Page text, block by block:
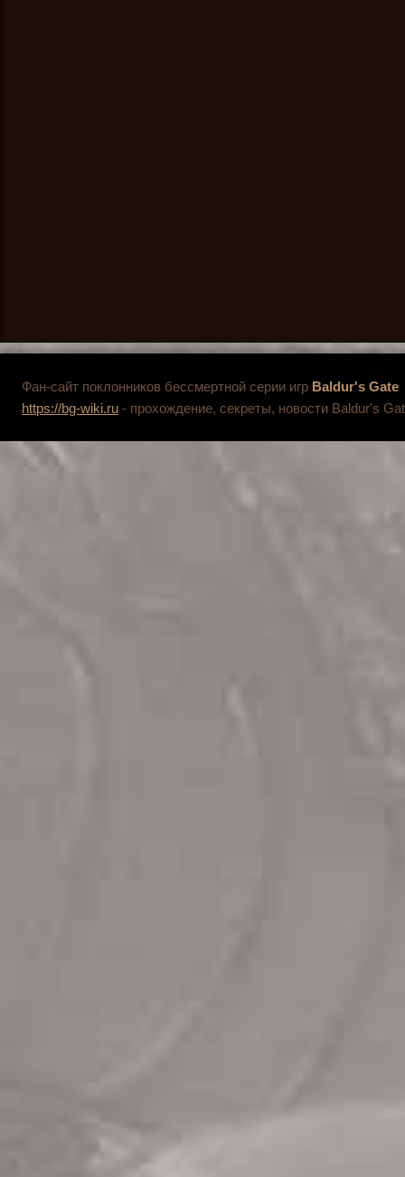
Фан-сайт поклонников бессмертной серии игр Baldur's Gate
https://bg-wiki.ru - прохождение, секреты, новости Baldur's